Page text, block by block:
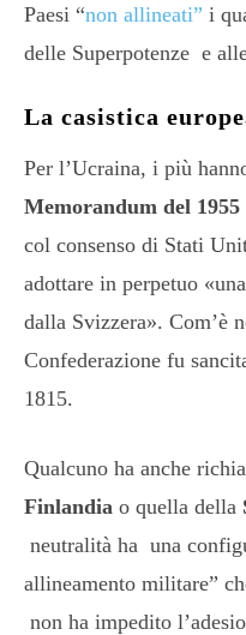
Paesi “non allineati” i
delle Superpotenze e
La casistica
Per l’Ucraina, i più
Memorandum del 1955
col consenso di Stati
adottare in perpetuo
dalla Svizzera». Com’è
Confederazione fu
1815.
Qualcuno ha anche
Finlandia o quella della
neutralità ha una
allineamento militare”
non ha impedito